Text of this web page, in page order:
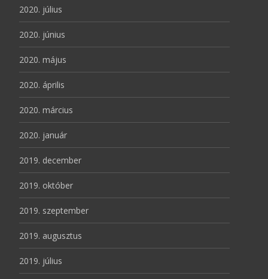
2020. július
2020. június
2020. május
2020. április
2020. március
2020. január
2019. december
2019. október
2019. szeptember
2019. augusztus
2019. július